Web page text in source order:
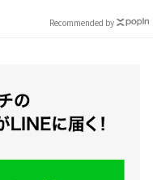
Recommended by